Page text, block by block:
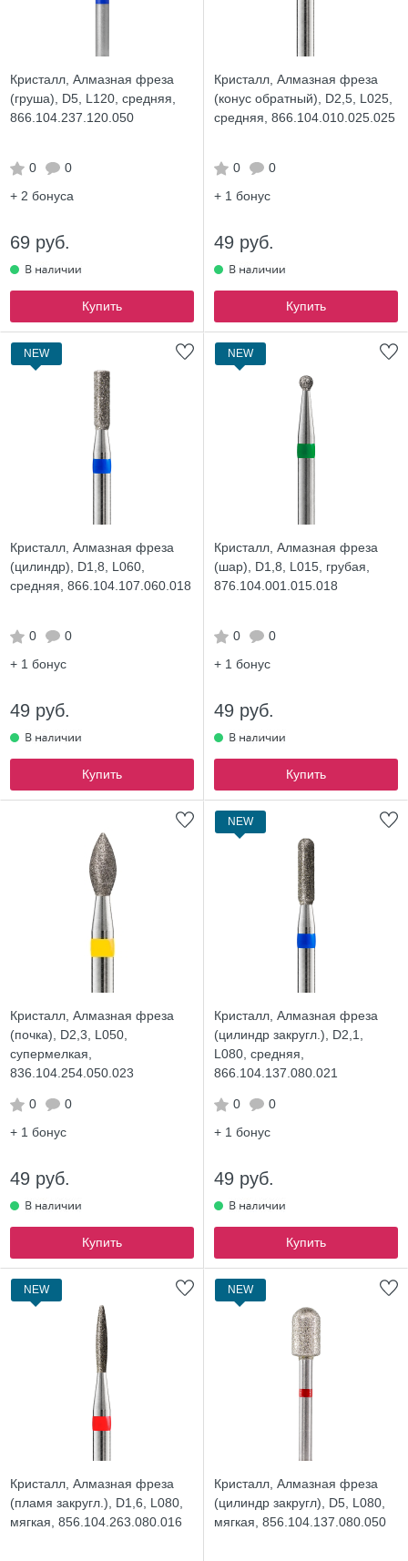
Кристалл, Алмазная фреза
(груша), D5, L120, средняя,
866.104.237.120.050
0
0
+ 2 бонуса
69 руб.
Купить
Кристалл, Алмазная фреза
(конус обратный), D2,5, L025,
средняя, 866.104.010.025.025
0
0
+ 1 бонус
49 руб.
Купить
NEW
Кристалл, Алмазная фреза
(цилиндр), D1,8, L060,
средняя, 866.104.107.060.018
0
0
+ 1 бонус
49 руб.
Купить
NEW
Кристалл, Алмазная фреза
(шар), D1,8, L015, грубая,
876.104.001.015.018
0
0
+ 1 бонус
49 руб.
Купить
Кристалл, Алмазная фреза
(почка), D2,3, L050,
супермелкая,
836.104.254.050.023
0
0
+ 1 бонус
49 руб.
Купить
NEW
Кристалл, Алмазная фреза
(цилиндр закругл.), D2,1,
L080, средняя,
866.104.137.080.021
0
0
+ 1 бонус
49 руб.
Купить
NEW
Кристалл, Алмазная фреза
(пламя закругл.), D1,6, L080,
мягкая, 856.104.263.080.016
NEW
Кристалл, Алмазная фреза
(цилиндр закругл), D5, L080,
мягкая, 856.104.137.080.050